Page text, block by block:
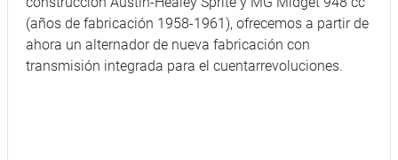
(años de fabricación 1958-1961), ofrecemos a partir de
ahora un alternador de nueva fabricación con
transmisión integrada para el cuentarrevoluciones.